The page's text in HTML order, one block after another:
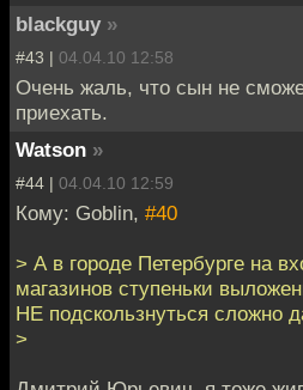
blackguy »
#43 | 04.04.10 12:58
Очень жаль, что сын не
приехать.
Watson »
#44 | 04.04.10 12:59
Кому: Goblin, #40
> А в городе Петербурге на
магазинов ступеньки
НЕ подскользнуться сложно
>